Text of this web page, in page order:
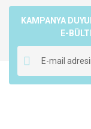
KAMPANYA
E-